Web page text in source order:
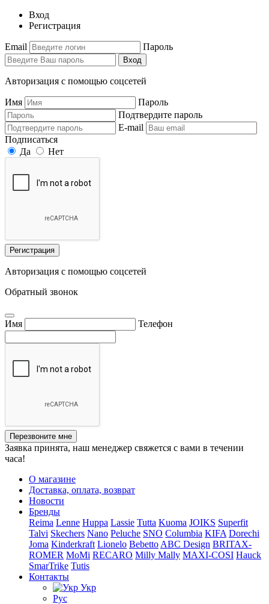
Вход
Регистрация
Email Пароль
Вход
Авторизация с помощью соцсетей
Имя
Пароль
Подтвердите пароль
E-mail
Подписаться
Да
Нет
Регистрация
Авторизация с помощью соцсетей
Обратный звонок
Имя Телефон
Перезвоните мне
Заявка принята, наш менеджер свяжется с вами в течении
часа!
О магазине
Доставка, оплата, возврат
Новости
Бренды
Reima Lenne Huppa Lassie Tutta Kuoma JOIKS Superfit
Talvi Skechers Nano Peluche SNO Columbia KIFA Dorechi
Joma Kinderkraft Lionelo Bebetto ABC Design BRITAX-
ROMER MoMi RECARO Milly Mally MAXI-COSI Hauck
SmarTrike Tutis
Контакты
Укр
Рус